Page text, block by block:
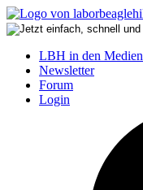
LBH in den Medien
Newsletter
Forum
Login